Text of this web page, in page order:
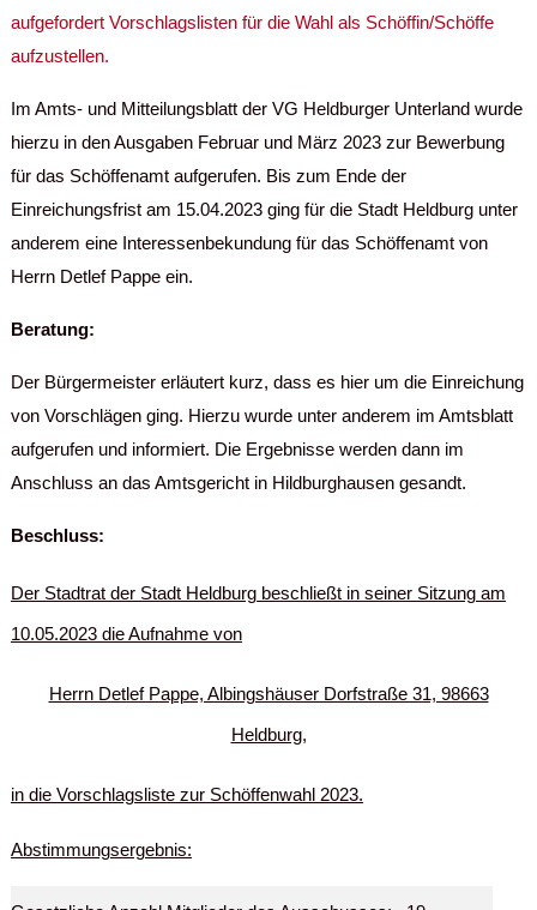
aufgefordert Vorschlagslisten für die Wahl als Schöffin/Schöffe
aufzustellen.
Im Amts- und Mitteilungsblatt der VG Heldburger Unterland wurde
hierzu in den Ausgaben Februar und März 2023 zur Bewerbung
für das Schöffenamt aufgerufen. Bis zum Ende der
Einreichungsfrist am 15.04.2023 ging für die Stadt Heldburg unter
anderem eine Interessenbekundung für das Schöffenamt von
Herrn Detlef Pappe ein.
Beratung:
Der Bürgermeister erläutert kurz, dass es hier um die Einreichung
von Vorschlägen ging. Hierzu wurde unter anderem im Amtsblatt
aufgerufen und informiert. Die Ergebnisse werden dann im
Anschluss an das Amtsgericht in Hildburghausen gesandt.
Beschluss:
Der Stadtrat der Stadt Heldburg beschließt in seiner Sitzung am
10.05.2023 die Aufnahme von
Herrn Detlef Pappe, Albingshäuser Dorfstraße 31, 98663
Heldburg,
in die Vorschlagsliste zur Schöffenwahl 2023.
Abstimmungsergebnis: